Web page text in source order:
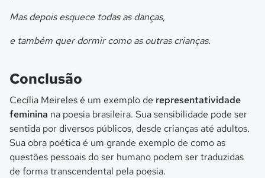
Mas depois esquece todas as danças,
e também quer dormir como as outras crianças.
Conclusão
Cecília Meireles é um exemplo de representatividade
feminina na poesia brasileira. Sua sensibilidade pode ser
sentida por diversos públicos, desde crianças até adultos.
Sua obra poética é um grande exemplo de como as
questões pessoais do ser humano podem ser traduzidas
de forma transcendental pela poesia.